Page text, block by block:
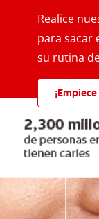
Realice
para sacar
su rutina